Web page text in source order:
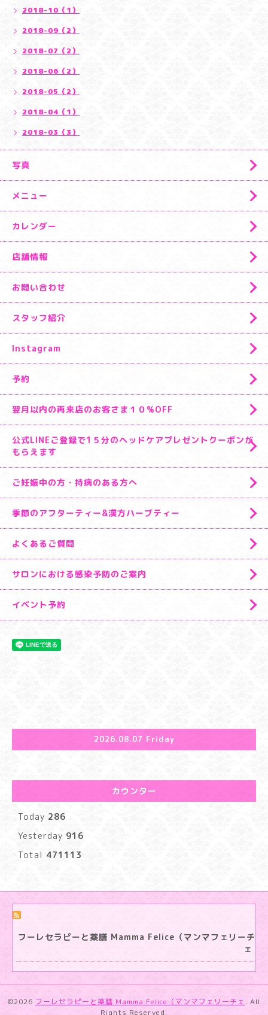
2018-10（1）
2018-09（2）
2018-07（2）
2018-06（2）
2018-05（2）
2018-04（1）
2018-03（3）
写真
メニュー
カレンダー
店舗情報
お問い合わせ
スタッフ紹介
Instagram
予約
翌月以内の再来店のお客さま１０%OFF
公式LINEご登録で1５分のヘッドケアプレゼントクーポンが
もらえます
ご妊娠中の方・持病のある方へ
季節のアフターティー&漢方ハーブティー
よくあるご質問
サロンにおける感染予防のご案内
イベント予約
2026.08.07 Friday
カウンター
Today 286
Yesterday 916
Total 471113
フーレセラピーと薬膳 Mamma Felice（マンマフェリーチ
ェ
©2026 フーレセラピーと薬膳 Mamma Felice（マンマフェリーチェ . All
Rights Reserved.